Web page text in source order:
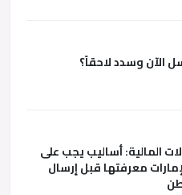
الآن وسدد لاحقاً؟
المالية: أساليب يجب على
معرفتها قبل إرسال